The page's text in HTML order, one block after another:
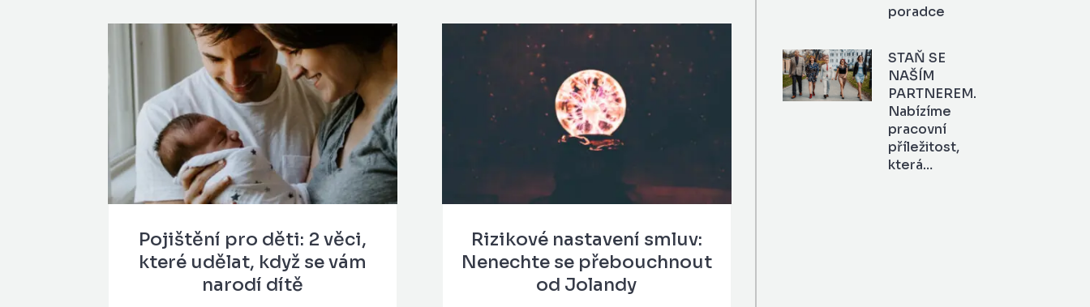
Pojištění pro děti: 2 věci,
které udělat, když se vám
narodí dítě
Rizikové nastavení smluv:
Nenechte se přebouchnout
od Jolandy
poradce
STAŇ SE
NAŠÍM
PARTNEREM.
Nabízíme
pracovní
příležitost,
která…